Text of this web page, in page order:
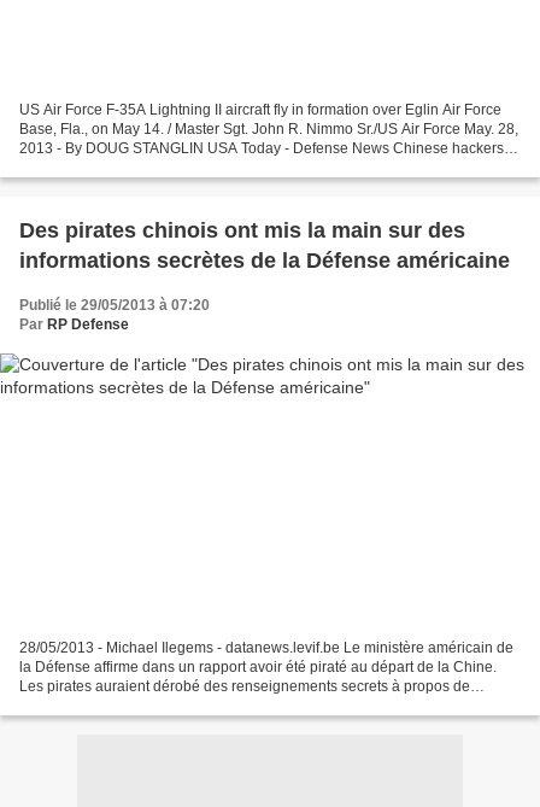
US Air Force F-35A Lightning II aircraft fly in formation over Eglin Air Force
Base, Fla., on May 14. / Master Sgt. John R. Nimmo Sr./US Air Force May. 28,
2013 - By DOUG STANGLIN USA Today - Defense News Chinese hackers
Des pirates chinois ont mis la main sur des
informations secrètes de la Défense américaine
Publié le 29/05/2013 à 07:20
Par RP Defense
28/05/2013 - Michael Ilegems - datanews.levif.be Le ministère américain de
la Défense affirme dans un rapport avoir été piraté au départ de la Chine.
Les pirates auraient dérobé des renseignements secrets à propos de